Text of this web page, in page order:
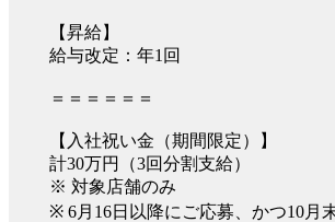
【昇給】
給与改定：年1回
＝＝＝＝＝＝
【入社祝い金（期間限定）】
計30万円（3回分割支給）
※ 対象店舗のみ
※ 6月16日以降にご応募、かつ10月